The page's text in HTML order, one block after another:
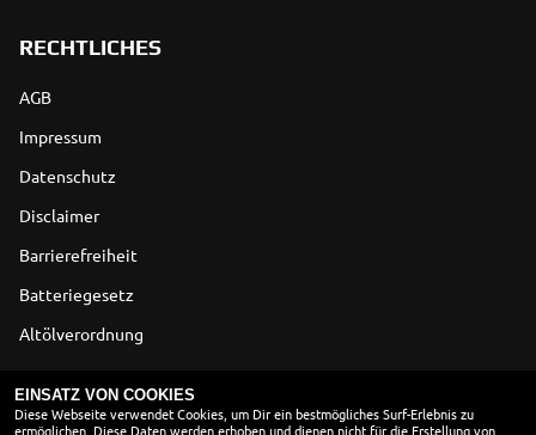
RECHTLICHES
AGB
Impressum
Datenschutz
Disclaimer
Barrierefreiheit
Batteriegesetz
Altölverordnung
ÖFFNUNGSZEITEN
EINSATZ VON COOKIES
Diese Webseite verwendet Cookies, um Dir ein bestmögliches Surf-Erlebnis zu
ermöglichen. Diese Daten werden erhoben und dienen nicht für die Erstellung von